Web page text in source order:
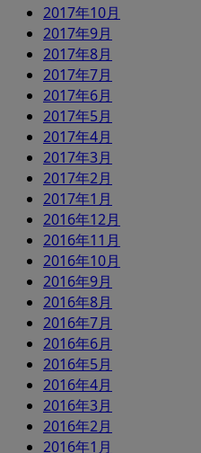
2017年10月
2017年9月
2017年8月
2017年7月
2017年6月
2017年5月
2017年4月
2017年3月
2017年2月
2017年1月
2016年12月
2016年11月
2016年10月
2016年9月
2016年8月
2016年7月
2016年6月
2016年5月
2016年4月
2016年3月
2016年2月
2016年1月